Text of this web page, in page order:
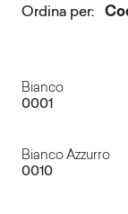
Ordina per:
Bianco
0001
Container
Bianco Azzurro
0010
Container